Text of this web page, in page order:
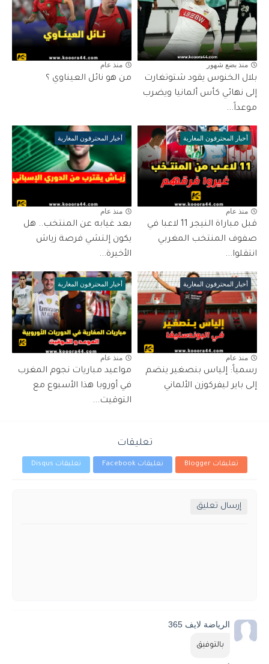
منذ بضع شهور
بلال الخنوس يقود شتوتغارت
إلى نهائي كأس ألمانيا ويضرب
موعداً...
منذ عام
من هو نائل العيناوي ؟
أخبار المحترفون المغاربة
منذ عام
قبل مباراة النيجر 11 لاعبا في
صفوف المنتخب المغربي
انتقلوا...
أخبار المحترفون المغاربة
منذ عام
بعد غيابه عن المنتخب.. هل
يكون إلتشي فرصة زياش
الأخيرة...
أخبار المحترفون المغاربة
منذ عام
رسمياً: إلياس بنصغير ينضم
إلى باير ليفركوزن الألماني
أخبار المحترفون المغاربة
منذ عام
مواعيد مباريات نجوم المغرب
في أوروبا هذا الأسبوع مع
التوقيت...
تعليقات
تعليقات Blogger تعليقات Facebook تعليقات Disqus
إرسال تعليق
الرياضة لايف 365
بالتوفيق